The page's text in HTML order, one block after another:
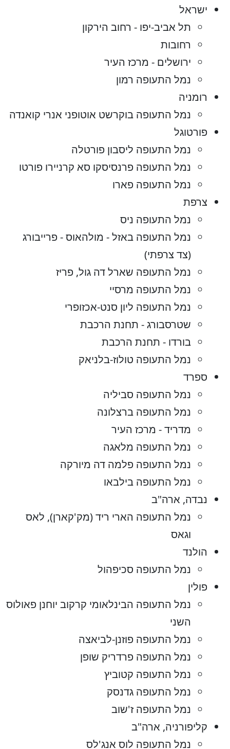
ישראל
תל אביב-יפו - רחוב הירקון
רחובות
ירושלים - מרכז העיר
נמל התעופה רמון
רומניה
נמל התעופה בוקרשט אוטופני אנרי קואנדה
פורטוגל
נמל התעופה ליסבון פורטלה
נמל התעופה פרנסיסקו סא קרניירו פורטו
נמל התעופה פארו
צרפת
נמל התעופה ניס
נמל התעופה באזל - מולהאוס - פרייבורג
(צד צרפתי)
נמל התעופה שארל דה גול, פריז
נמל התעופה מרסיי
נמל התעופה ליון סנט-אכזופרי
שטרסבורג - תחנת הרכבת
בורדו - תחנת הרכבת
נמל התעופה טולוז-בלניאק
ספרד
נמל התעופה סביליה
נמל התעופה ברצלונה
מדריד - מרכז העיר
נמל התעופה מלאגה
נמל התעופה פלמה דה מיורקה
נמל התעופה בילבאו
נבדה, ארה"ב
נמל התעופה הארי ריד (מק'קארן), לאס
וגאס
הולנד
נמל התעופה סכיפהול
פולין
נמל התעופה הבינלאומי קרקוב יוחנן פאולוס
השני
נמל התעופה פוזנן-לביאצה
נמל התעופה פרדריק שופן
נמל התעופה קטוביץ
נמל התעופה גדנסק
נמל התעופה ז'שוב
קליפורניה, ארה"ב
נמל התעופה לוס אנג'לס